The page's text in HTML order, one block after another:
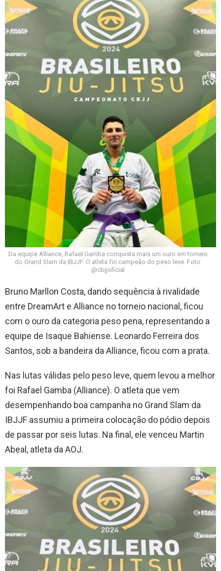
Da equipe Alliance, Rafael Gamba conquista mais um ouro em torneio
do Grand Slam da IBJJF. O atleta foi campeão do peso leve. Foto:
@cbjjoficial
Bruno Marllon Costa, dando sequência à rivalidade
entre DreamArt e Alliance no torneio nacional, ficou
com o ouro da categoria peso pena, representando a
equipe de Isaque Bahiense. Leonardo Ferreira dos
Santos, sob a bandeira da Alliance, ficou com a prata.
Nas lutas válidas pelo peso leve, quem levou a melhor
foi Rafael Gamba (Alliance). O atleta que vem
desempenhando boa campanha no Grand Slam da
IBJJF assumiu a primeira colocação do pódio depois
de passar por seis lutas. Na final, ele venceu Martin
Abeal, atleta da AOJ.